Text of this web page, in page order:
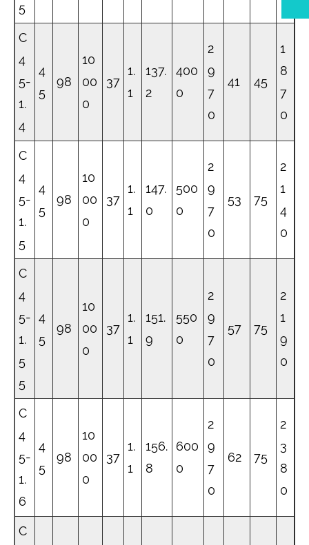
5
C
4
5-
1.
4
4
5
98
10
00
0
37
1.
1
137.
2
400
0
2
9
7
0
41 45
1
8
7
0
C
4
5-
1.
5
4
5
98
10
00
0
37
1.
1
147.
0
500
0
2
9
7
0
53 75
2
1
4
0
C
4
5-
1.
5
5
4
5
98
10
00
0
37
1.
1
151.
9
550
0
2
9
7
0
57 75
2
1
9
0
C
4
5-
1.
6
4
5
98
10
00
0
37
1.
1
156.
8
600
0
2
9
7
0
62 75
2
3
8
0
C